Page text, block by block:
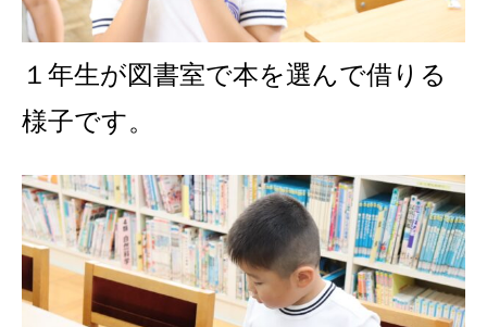
１年生が図書室で本を選んで借りる
様子です。